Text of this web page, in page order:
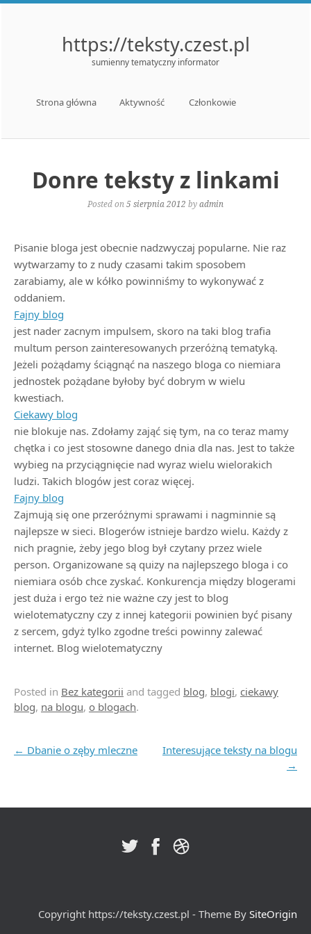
https://teksty.czest.pl
sumienny tematyczny informator
Skip to content
Strona główna Aktywność Członkowie
Donre teksty z linkami
Posted on 5 sierpnia 2012 byadmin
Pisanie bloga jest obecnie nadzwyczaj popularne. Nie raz
wytwarzamy to z nudy czasami takim sposobem
zarabiamy, ale w kółko powinniśmy to wykonywać z
oddaniem.
Fajny blog
jest nader zacnym impulsem, skoro na taki blog trafia
multum person zainteresowanych przeróżną tematyką.
Jeżeli pożądamy ściągnąć na naszego bloga co niemiara
jednostek pożądane byłoby być dobrym w wielu
kwestiach.
Ciekawy blog
nie blokuje nas. Zdołamy zająć się tym, na co teraz mamy
chętka i co jest stosowne danego dnia dla nas. Jest to także
wybieg na przyciągnięcie nad wyraz wielu wielorakich
ludzi. Takich blogów jest coraz więcej.
Fajny blog
Zajmują się one przeróżnymi sprawami i nagminnie są
najlepsze w sieci. Blogerów istnieje bardzo wielu. Każdy z
nich pragnie, żeby jego blog był czytany przez wiele
person. Organizowane są quizy na najlepszego bloga i co
niemiara osób chce zyskać. Konkurencja między blogerami
jest duża i ergo też nie ważne czy jest to blog
wielotematyczny czy z innej kategorii powinien być pisany
z sercem, gdyż tylko zgodne treści powinny zalewać
internet. Blog wielotematyczny
Posted in Bez kategorii and tagged blog, blogi, ciekawy
blog, na blogu, o blogach.
Post navigation
← Dbanie o zęby mleczne
Interesujące teksty na blogu
→
Copyright https://teksty.czest.pl - Theme By SiteOrigin